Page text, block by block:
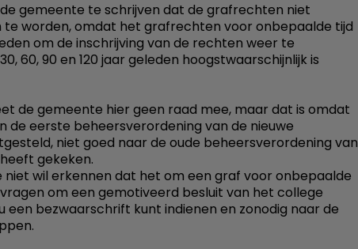
gemeente te schrijven dat de grafrechten niet
te worden, omdat het grafrechten voor onbepaalde tijd
om de inschrijving van de rechten weer te
60, 90 en 120 jaar geleden hoogstwaarschijnlijk is
de gemeente hier geen raad mee, maar dat is omdat
de eerste beheersverordening van de nieuwe
niet goed naar de oude beheersverordening van
gekeken.
niet wil erkennen dat het om een graf voor onbepaalde
om een gemotiveerd besluit van het college
een bezwaarschrift kunt indienen en zonodig naar de